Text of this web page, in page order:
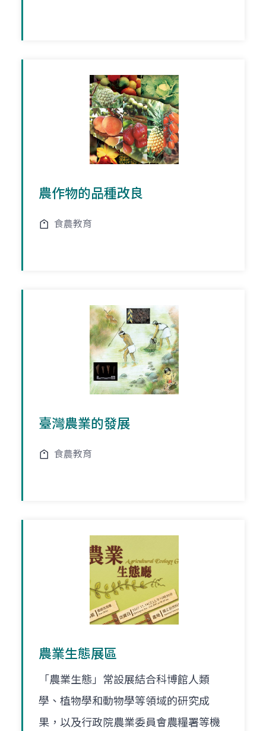
農作物的品種改良
食農教育
臺灣農業的發展
食農教育
農業生態展區
「農業生態」常設展結合科博館人類
學、植物學和動物學等領域的研究成
果，以及行政院農業委員會農糧署等機